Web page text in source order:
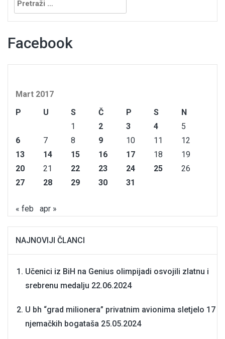
Facebook
Mart 2017
P
U S Č P S
N
1
2 3 4
5
6
7 8 9 10 11
12
13
14 15 16 17 18
19
20
21 22 23 24 25
26
27
28 29 30 31
« feb apr »
NAJNOVIJI ČLANCI
Učenici iz BiH na Genius olimpijadi osvojili zlatnu i
srebrenu medalju 22.06.2024
U bh “grad milionera” privatnim avionima sletjelo 17
njemačkih bogataša 25.05.2024